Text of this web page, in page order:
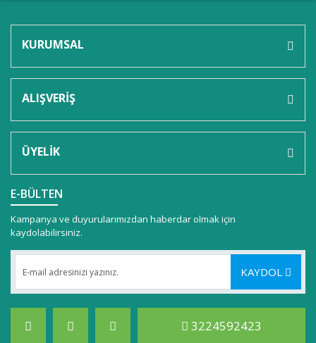
KURUMSAL
ALIŞVERİŞ
ÜYELİK
E-BÜLTEN
Kampanya ve duyurularımızdan haberdar olmak için
kaydolabilirsiniz.
KAYDOL
3224592423